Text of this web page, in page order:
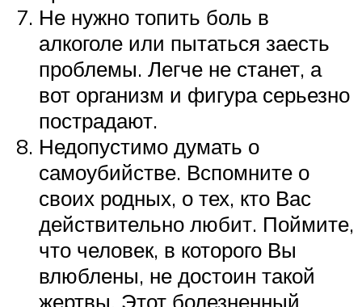
Не нужно топить боль в
алкоголе или пытаться заесть
проблемы. Легче не станет, а
вот организм и фигура серьезно
пострадают.
Недопустимо думать о
самоубийстве. Вспомните о
своих родных, о тех, кто Вас
действительно любит. Поймите,
что человек, в которого Вы
влюблены, не достоин такой
жертвы. Этот болезненный